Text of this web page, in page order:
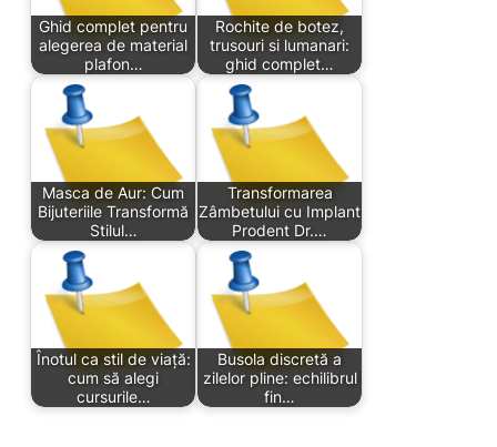
Ghid complet pentru
alegerea de material
plafon…
Rochite de botez,
trusouri si lumanari:
ghid complet…
Masca de Aur: Cum
Bijuteriile Transformă
Stilul…
Transformarea
Zâmbetului cu Implant
Prodent Dr.…
Înotul ca stil de viață:
cum să alegi
cursurile…
Busola discretă a
zilelor pline: echilibrul
fin…